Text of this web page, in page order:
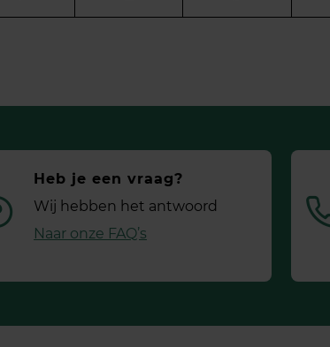
Heb je een vraag?
Wij hebben het antwoord
Naar onze FAQ’s